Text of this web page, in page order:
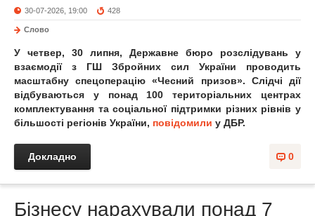
30-07-2026, 19:00 428
Слово
У четвер, 30 липня, Державне бюро розслідувань у
взаємодії з ГШ Збройних сил України проводить
масштабну спецоперацію «Чесний призов». Слідчі дії
відбуваються у понад 100 територіальних центрах
комплектування та соціальної підтримки різних рівнів у
більшості регіонів України, повідомили у ДБР.
0
Докладно
Бізнесу нарахували понад 7